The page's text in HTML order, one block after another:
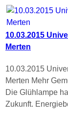
10.03.2015
Merten
10.03.2015
Merten Mehr
Die Glühlampe
Zukunft.